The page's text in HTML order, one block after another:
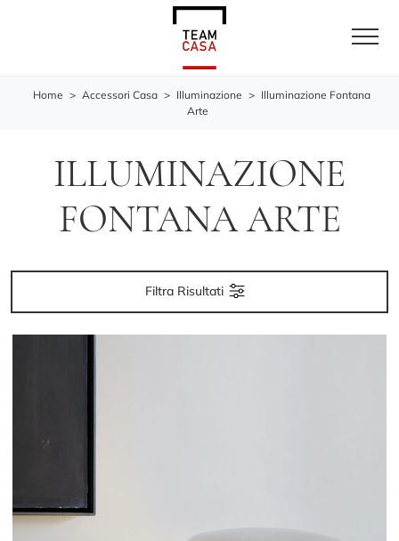
Home > Accessori Casa > Illuminazione > Illuminazione Fontana
Arte
ILLUMINAZIONE
FONTANA ARTE
Filtra Risultati